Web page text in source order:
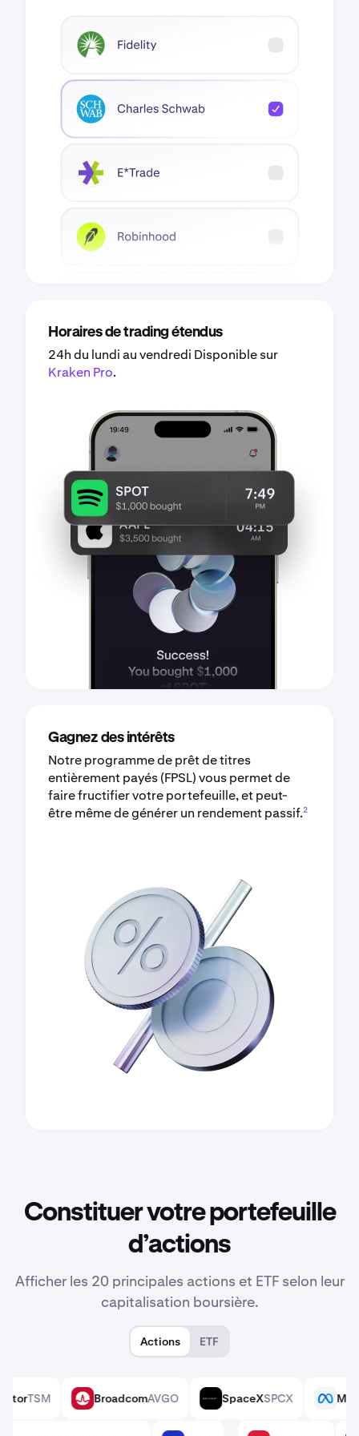
Horaires de trading étendus
24h du lundi au vendredi Disponible sur
Kraken Pro.
Gagnez des intérêts
Notre programme de prêt de titres
entièrement payés (FPSL) vous permet de
faire fructifier votre portefeuille, et peut-
être même de générer un rendement passif.2
Constituer votre portefeuille
d’actions
Afficher les 20 principales actions et ETF selon leur
capitalisation boursière.
Actions ETF
TSM AVGO Broadcom AVGO SPCX SpaceX SPCX